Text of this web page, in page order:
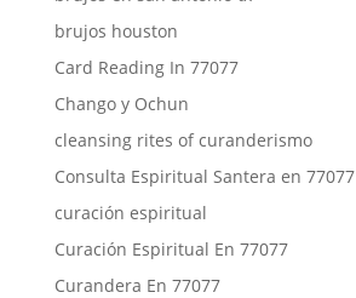
brujos houston
Card Reading In 77077
Chango y Ochun
cleansing rites of curanderismo
Consulta Espiritual Santera en 77077
curación espiritual
Curación Espiritual En 77077
Curandera En 77077